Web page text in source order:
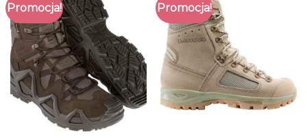
Promocja! Promocja!